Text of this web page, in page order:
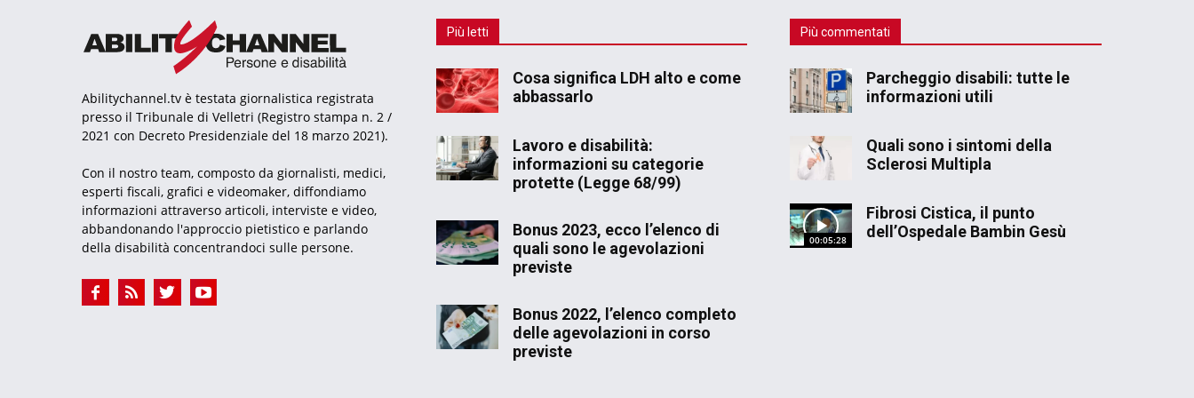
Abilitychannel.tv è testata giornalistica registrata
presso il Tribunale di Velletri (Registro stampa n. 2 /
2021 con Decreto Presidenziale del 18 marzo 2021).
Con il nostro team, composto da giornalisti, medici,
esperti fiscali, grafici e videomaker, diffondiamo
informazioni attraverso articoli, interviste e video,
abbandonando l'approccio pietistico e parlando
della disabilità concentrandoci sulle persone.
Più letti
Cosa significa LDH alto e come
abbassarlo
Lavoro e disabilità:
informazioni su categorie
protette (Legge 68/99)
Bonus 2023, ecco l’elenco di
quali sono le agevolazioni
previste
Bonus 2022, l’elenco completo
delle agevolazioni in corso
previste
Più commentati
Parcheggio disabili: tutte le
informazioni utili
Quali sono i sintomi della
Sclerosi Multipla
00:05:28
Fibrosi Cistica, il punto
dell’Ospedale Bambin Gesù